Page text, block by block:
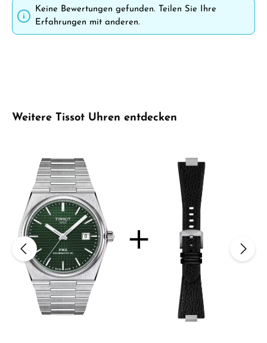
Keine Bewertungen gefunden. Teilen Sie Ihre
Erfahrungen mit anderen.
Produktgalerie überspringen
Weitere Tissot Uhren entdecken